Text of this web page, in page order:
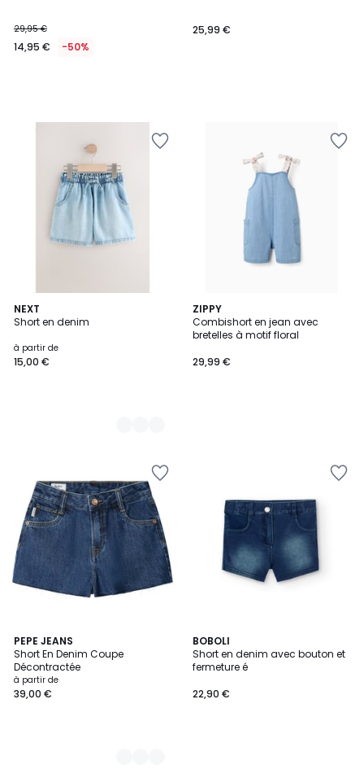
29,95 €
14,95 € -50%
25,99 €
NEXT
Short en denim
à partir de
15,00 €
4
Couleurs
ZIPPY
Combishort en jean avec
bretelles à motif floral
29,99 €
PEPE JEANS
Short En Denim Coupe
Décontractée
à partir de
39,00 €
3
Couleurs
BOBOLI
Short en denim avec bouton et
fermeture é
22,90 €